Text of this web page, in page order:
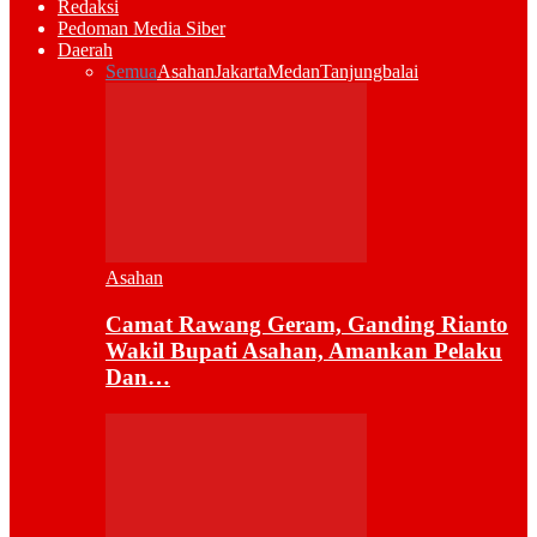
Redaksi
Pedoman Media Siber
Daerah
SemuaAsahanJakartaMedanTanjungbalai
Asahan
Camat Rawang Geram, Ganding Rianto
Wakil Bupati Asahan, Amankan Pelaku
Dan…